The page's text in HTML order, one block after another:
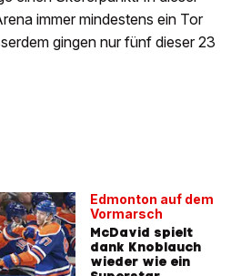
immer mindestens ein Tor
gingen nur fünf dieser 23
Edmonton auf dem
Vormarsch
McDavid spielt
dank Knoblauch
wieder wie ein